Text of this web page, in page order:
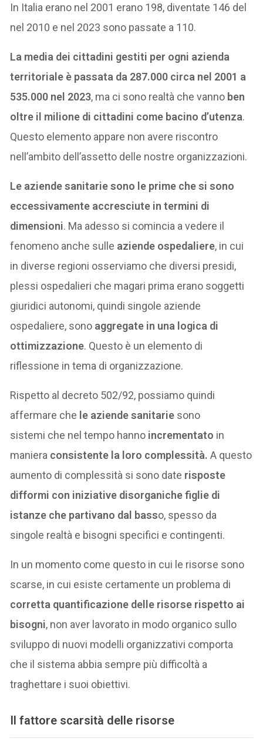
In Italia erano nel 2001 erano 198, diventate 146 del
nel 2010 e nel 2023 sono passate a 110.
La media dei cittadini gestiti per ogni azienda
territoriale è passata da 287.000 circa nel 2001 a
535.000 nel 2023, ma ci sono realtà che vanno ben
oltre il milione di cittadini come bacino d’utenza.
Questo elemento appare non avere riscontro
nell’ambito dell’assetto delle nostre organizzazioni.
Le aziende sanitarie sono le prime che si sono
eccessivamente accresciute in termini di
dimensioni. Ma adesso si comincia a vedere il
fenomeno anche sulle aziende ospedaliere, in cui
in diverse regioni osserviamo che diversi presidi,
plessi ospedalieri che magari prima erano soggetti
giuridici autonomi, quindi singole aziende
ospedaliere, sono aggregate in una logica di
ottimizzazione. Questo è un elemento di
riflessione in tema di organizzazione.
Rispetto al decreto 502/92, possiamo quindi
affermare che le aziende sanitarie sono
sistemi che nel tempo hanno incrementato in
maniera consistente la loro complessità. A questo
aumento di complessità si sono date risposte
difformi con iniziative disorganiche figlie di
istanze che partivano dal basso, spesso da
singole realtà e bisogni specifici e contingenti.
In un momento come questo in cui le risorse sono
scarse, in cui esiste certamente un problema di
corretta quantificazione delle risorse rispetto ai
bisogni, non aver lavorato in modo organico sullo
sviluppo di nuovi modelli organizzativi comporta
che il sistema abbia sempre più difficoltà a
traghettare i suoi obiettivi.
Il fattore scarsità delle risorse